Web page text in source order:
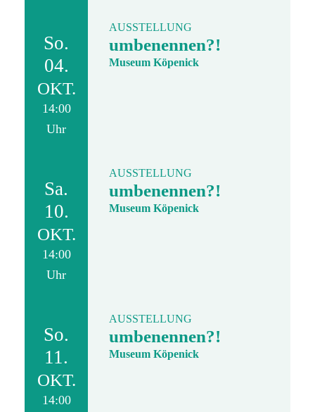
So.
04.
OKT.
14:00
Uhr
AUSSTELLUNG
umbenennen?!
Museum Köpenick
Sa.
10.
OKT.
14:00
Uhr
AUSSTELLUNG
umbenennen?!
Museum Köpenick
So.
11.
OKT.
14:00
AUSSTELLUNG
umbenennen?!
Museum Köpenick